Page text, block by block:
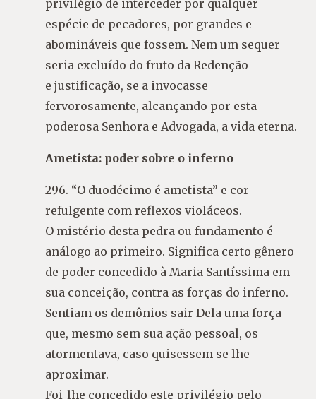
privilégio de interceder por qualquer
espécie de pecadores, por grandes e
abomináveis que fossem. Nem um sequer
seria excluído do fruto da Redenção
e justificação, se a invocasse
fervorosamente, alcançando por esta
poderosa Senhora e Advogada, a vida eterna.
Ametista: poder sobre o inferno
296. “O duodécimo é ametista” e cor
refulgente com reflexos violáceos.
O mistério desta pedra ou fundamento é
análogo ao primeiro. Significa certo gênero
de poder concedido à Maria Santíssima em
sua conceição, contra as forças do inferno.
Sentiam os demônios sair Dela uma força
que, mesmo sem sua ação pessoal, os
atormentava, caso quisessem se lhe
aproximar.
Foi-lhe concedido este privilégio pelo